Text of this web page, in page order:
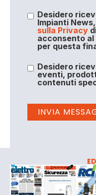
Desidero
Impianti
sulla Privacy
acconsento
per questa
Desidero
eventi,
contenuti